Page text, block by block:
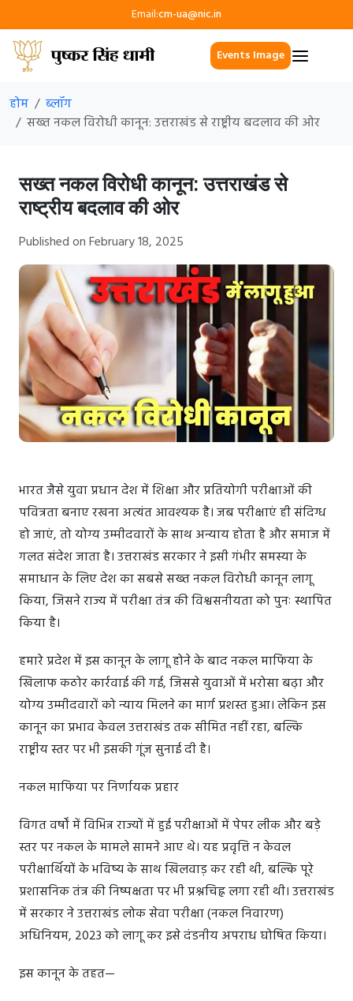
Email:cm-ua@nic.in
Events Image
होम
ब्लॉग
सख्त नकल विरोधी कानून: उत्तराखंड से राष्ट्रीय बदलाव की ओर
सख्त नकल विरोधी कानून: उत्तराखंड से
राष्ट्रीय बदलाव की ओर
Published on February 18, 2025
भारत जैसे युवा प्रधान देश में शिक्षा और प्रतियोगी परीक्षाओं की
पवित्रता बनाए रखना अत्यंत आवश्यक है। जब परीक्षाएं ही संदिग्ध
हो जाएं, तो योग्य उम्मीदवारों के साथ अन्याय होता है और समाज में
गलत संदेश जाता है। उत्तराखंड सरकार ने इसी गंभीर समस्या के
समाधान के लिए देश का सबसे सख्त नकल विरोधी कानून लागू
किया, जिसने राज्य में परीक्षा तंत्र की विश्वसनीयता को पुनः स्थापित
किया है।
हमारे प्रदेश में इस कानून के लागू होने के बाद नकल माफिया के
खिलाफ कठोर कार्रवाई की गई, जिससे युवाओं में भरोसा बढ़ा और
योग्य उम्मीदवारों को न्याय मिलने का मार्ग प्रशस्त हुआ। लेकिन इस
कानून का प्रभाव केवल उत्तराखंड तक सीमित नहीं रहा, बल्कि
राष्ट्रीय स्तर पर भी इसकी गूंज सुनाई दी है।
नकल माफिया पर निर्णायक प्रहार
विगत वर्षों में विभिन्न राज्यों में हुई परीक्षाओं में पेपर लीक और बड़े
स्तर पर नकल के मामले सामने आए थे। यह प्रवृत्ति न केवल
परीक्षार्थियों के भविष्य के साथ खिलवाड़ कर रही थी, बल्कि पूरे
प्रशासनिक तंत्र की निष्पक्षता पर भी प्रश्नचिह्न लगा रही थी। उत्तराखंड
में सरकार ने उत्तराखंड लोक सेवा परीक्षा (नकल निवारण)
अधिनियम, 2023 को लागू कर इसे दंडनीय अपराध घोषित किया।
इस कानून के तहत—